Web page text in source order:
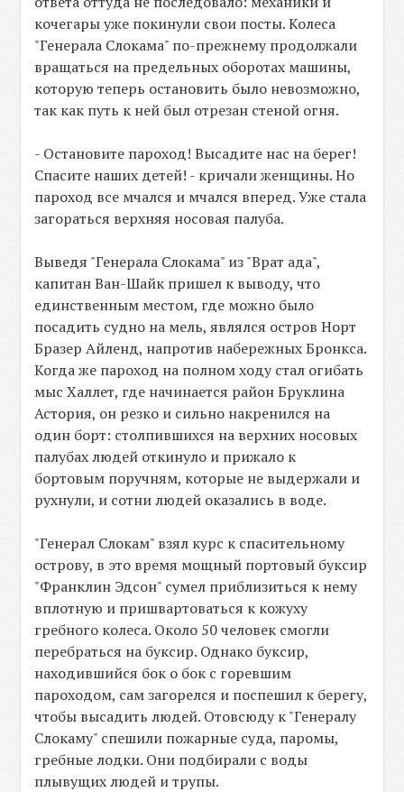
кочегары уже покинули свои посты. Колеса
"Генерала Слокама" по-прежнему продолжали
вращаться на предельных оборотах машины,
которую теперь остановить было невозможно,
так как путь к ней был отрезан стеной огня.
- Остановите пароход! Высадите нас на берег!
Спасите наших детей! - кричали женщины. Но
пароход все мчался и мчался вперед. Уже стала
загораться верхняя носовая палуба.
Выведя "Генерала Слокама" из "Врат ада",
капитан Ван-Шайк пришел к выводу, что
единственным местом, где можно было
посадить судно на мель, являлся остров Норт
Бразер Айленд, напротив набережных Бронкса.
Когда же пароход на полном ходу стал огибать
мыс Халлет, где начинается район Бруклина
Астория, он резко и сильно накренился на
один борт: столпившихся на верхних носовых
палубах людей откинуло и прижало к
бортовым поручням, которые не выдержали и
рухнули, и сотни людей оказались в воде.
"Генерал Слокам" взял курс к спасительному
острову, в это время мощный портовый буксир
"Франклин Эдсон" сумел приблизиться к нему
вплотную и пришвартоваться к кожуху
гребного колеса. Около 50 человек смогли
перебраться на буксир. Однако буксир,
находившийся бок о бок с горевшим
пароходом, сам загорелся и поспешил к берегу,
чтобы высадить людей. Отовсюду к "Генералу
Слокаму" спешили пожарные суда, паромы,
гребные лодки. Они подбирали с воды
плывущих людей и трупы.